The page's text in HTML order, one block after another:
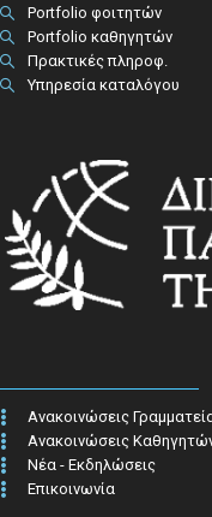
Portfolio φοιτητών
Portfolio καθηγητών
Πρακτικές πληροφ.​
Υπηρεσία καταλόγου
Ανακοινώσεις
Ανακοινώσεις
Νέα - Εκδηλώσεις
Επικοινωνία